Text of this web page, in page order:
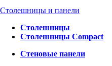
Столешницы и панели
Столешницы
Столешницы Compact
Стеновые панели